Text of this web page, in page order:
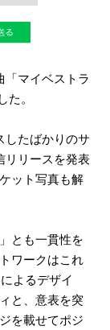
マイベストラ
。
したばかりのサ
リリースを発表
ット写真も解
とも一貫性を
ワークはこれ
よるデザイ
と、意表を突
を載せてポジ